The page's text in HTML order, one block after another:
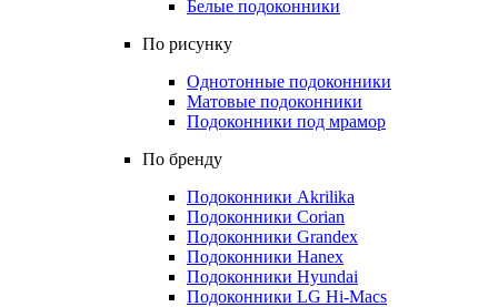
Белые подоконники
По рисунку
Однотонные подоконники
Матовые подоконники
Подоконники под мрамор
По бренду
Подоконники Akrilika
Подоконники Corian
Подоконники Grandex
Подоконники Hanex
Подоконники Hyundai
Подоконники LG Hi-Macs